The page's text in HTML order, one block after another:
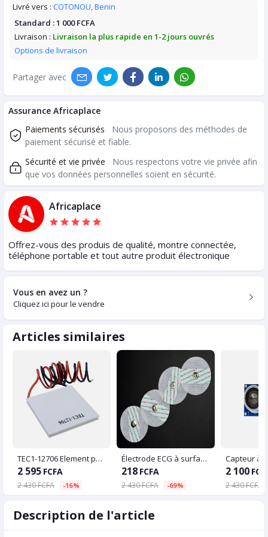
Livré vers : COTONOU, Benin
Standard :1 000 FCFA
Livraison : Livraison la plus rapide en 1-2 jours ouvrés
Options de livraison
Partager avec
Assurance Africaplace
Paiements sécurisés
Nous proposons des méthodes de
paiement sécurisé et fiable.
Sécurité et vie privée
Nous respectons votre vie privée afin
que vos données personnelles soient en sécurité.
Africaplace
Offrez-vous des produis de qualité, montre connectée,
téléphone portable et tout autre produit électronique
Vous en avez un ?
Cliquez ici pour le vendre
Articles similaires
TEC1-12706 Element peltier
2 595 FCFA
2 430 FCFA -16%
Électrode ECG à surface jetable
218 FCFA
2 430 FCFA -69%
2 100
2 430 FCFA
Description de l'article